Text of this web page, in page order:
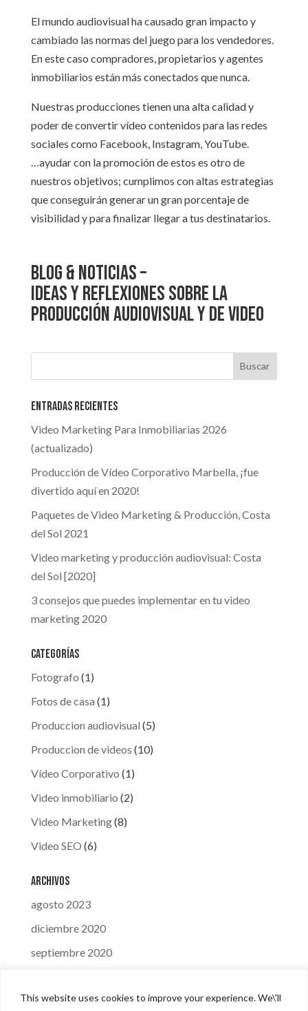
This website uses cookies to improve your experience. We\'ll
El mundo audiovisual ha causado gran impacto y
cambiado las normas del juego para los vendedores.
En este caso compradores, propietarios y agentes
inmobiliarios están más conectados que nunca.
Nuestras producciones tienen una alta calidad y
poder de convertir vídeo contenidos para las redes
sociales como Facebook, Instagram, YouTube.
…ayudar con la promoción de estos es otro de
nuestros objetivos; cumplimos con altas estrategias
que conseguirán generar un gran porcentaje de
visibilidad y para finalizar llegar a tus destinatarios.
Blog & Noticias –
Ideas y reflexiones sobre la
producción Audiovisual y de Video
Entradas recientes
Video Marketing Para Inmobiliarias 2026
(actualizado)
Producción de Vídeo Corporativo Marbella, ¡fue
divertido aquí en 2020!
Paquetes de Video Marketing & Producción, Costa
del Sol 2021
Video marketing y producción audiovisual: Costa
del Sol [2020]
3 consejos que puedes implementar en tu video
marketing 2020
Categorías
Fotografo (1)
Fotos de casa (1)
Produccion audiovisual (5)
Produccion de videos (10)
Vídeo Corporativo (1)
Video inmobiliario (2)
Video Marketing(8)
Video SEO (6)
Archivos
agosto 2023
diciembre 2020
septiembre 2020
marzo 2020